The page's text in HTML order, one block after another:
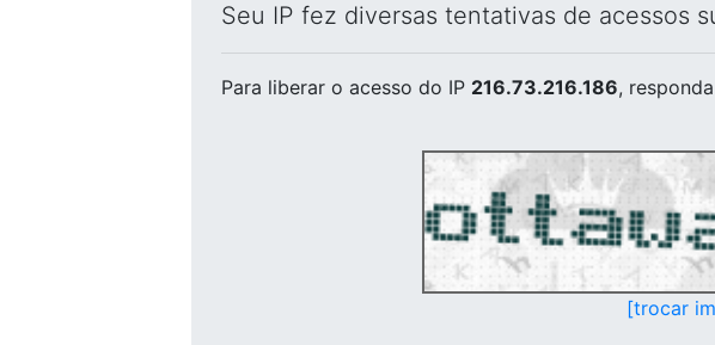
Seu IP fez diversas tentativas de acessos
Para liberar o acesso do IP 216.73.216.186,
[trocar